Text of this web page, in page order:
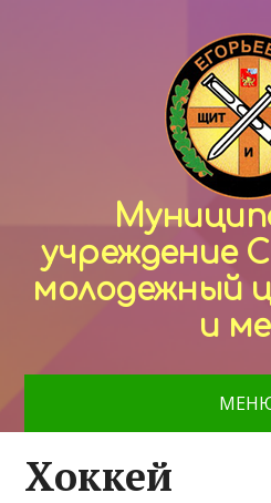
учреждение
молодежный
и
Хоккей